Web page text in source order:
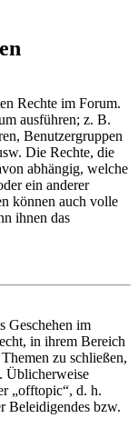
Rechte im Forum.
ausführen; z. B.
Benutzergruppen
Die Rechte, die
abhängig, welche
ein anderer
können auch volle
ihnen das
Geschehen im
in ihrem Bereich
zu schließen,
Üblicherweise
„offtopic“, d. h.
Beleidigendes bzw.